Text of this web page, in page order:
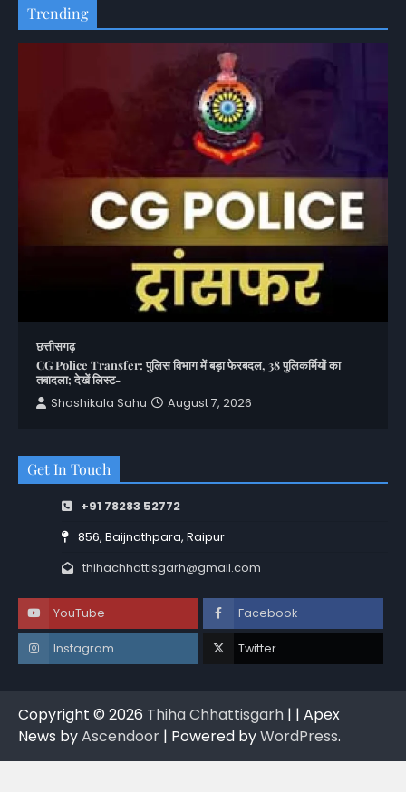
Trending
छत्तीसगढ़
CG Police Transfer: पुलिस विभाग में बड़ा फेरबदल, 38 पुलिकर्मियों का
तबादला; देखें लिस्ट-
Shashikala Sahu
August 7, 2026
Get In Touch
+91 78283 52772
856, Baijnathpara, Raipur
thihachhattisgarh@gmail.com
YouTube Facebook
Instagram Twitter
Copyright © 2026 Thiha Chhattisgarh | | Apex
News byAscendoor | Powered byWordPress.